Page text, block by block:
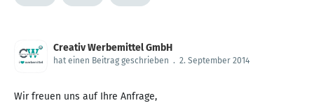
Creativ Werbemittel GmbH
hat einen Beitrag geschrieben . 2. September 2014
Wir freuen uns auf Ihre Anfrage,